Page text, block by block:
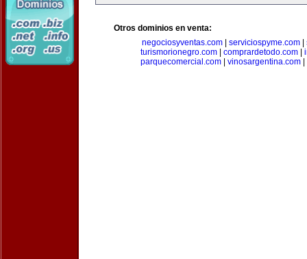
Otros dominios en venta:
negociosyventas.com
serviciospyme.com
turismorionegro.com
comprardetodo.com
parquecomercial.com
vinosargentina.com